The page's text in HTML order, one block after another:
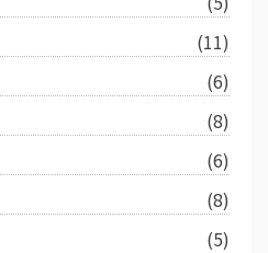
(11)
(6)
(8)
(6)
(8)
(5)